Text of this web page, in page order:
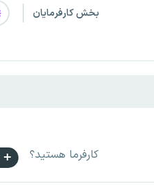
بخش کارفرمایان
کارفرما هستید؟